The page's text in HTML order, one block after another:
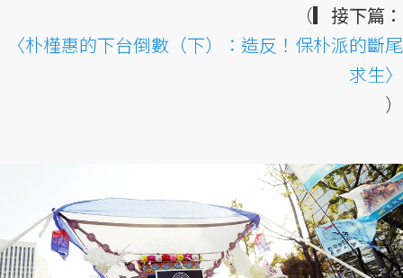
（▎接下篇：
〈朴槿惠的下台倒數（下）：造反！保朴派的斷尾
求生〉
）